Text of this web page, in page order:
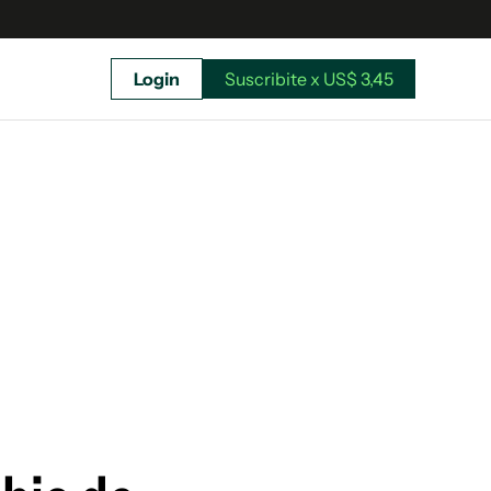
Login Suscribite x US$ 3,45